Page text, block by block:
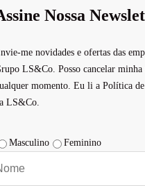
Nossa
me novidades e ofertas das
LS&Co. Posso cancelar minha
momento. Eu li a Política
LS&Co.
Masculino Feminino